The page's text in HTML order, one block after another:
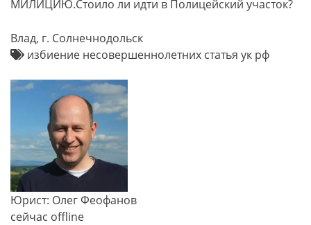
МИЛИЦИЮ.Стоило ли идти в Полицейский участок?
Влад, г. Солнечнодольск
избиение несовершеннолетних статья ук рф
Юрист: Олег Феофанов
сейчас offline